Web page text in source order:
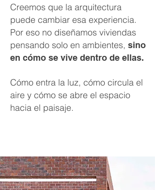
Creemos que la arquitectura
puede cambiar esa experiencia.
Por eso no diseñamos viviendas
pensando solo en ambientes, sino
en cómo se vive dentro de ellas.​
Cómo entra la luz, cómo circula el
aire y cómo se abre el espacio
hacia el paisaje.